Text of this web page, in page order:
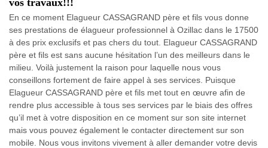
En ce moment Elagueur CASSAGRAND père et fils vous donne
ses prestations de élagueur professionnel à Ozillac dans le 17500
à des prix exclusifs et pas chers du tout. Elagueur CASSAGRAND
père et fils est sans aucune hésitation l’un des meilleurs dans le
milieu. Voilà justement la raison pour laquelle nous vous
conseillons fortement de faire appel à ses services. Puisque
Elagueur CASSAGRAND père et fils met tout en œuvre afin de
rendre plus accessible à tous ses services par le biais des offres
qu’il met à votre disposition en ce moment sur son site internet
mais vous pouvez également le contacter directement sur son
mobile. Nous vous invitons vivement à aller demander votre devis